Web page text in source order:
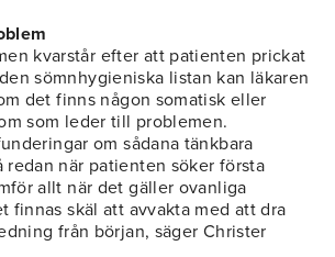
kvarstår efter att patienten prickat
sömnhygieniska listan kan läkaren
det finns någon somatisk eller
som leder till problemen.
om sådana tänkbara
redan när patienten söker första
allt när det gäller ovanliga
finnas skäl att avvakta med att dra
från början, säger Christer